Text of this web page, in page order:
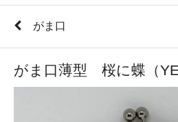
がま口
がま口薄型 桜に蝶（